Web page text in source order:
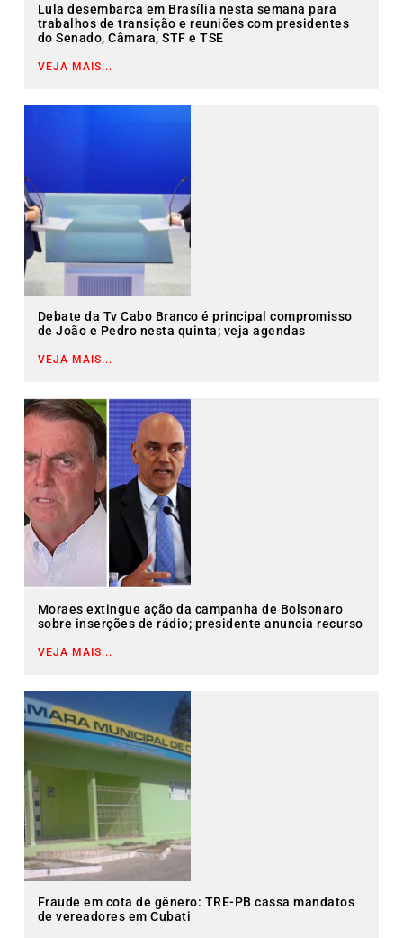
Lula desembarca em Brasília nesta semana para
trabalhos de transição e reuniões com presidentes
do Senado, Câmara, STF e TSE
VEJA MAIS...
Debate da Tv Cabo Branco é principal compromisso
de João e Pedro nesta quinta; veja agendas
VEJA MAIS...
Moraes extingue ação da campanha de Bolsonaro
sobre inserções de rádio; presidente anuncia recurso
VEJA MAIS...
Fraude em cota de gênero: TRE-PB cassa mandatos
de vereadores em Cubati